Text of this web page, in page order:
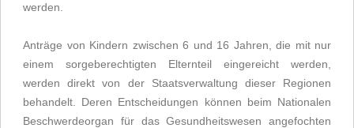
werden.
Anträge von Kindern zwischen 6 und 16 Jahren, die mit nur
einem sorgeberechtigten Elternteil eingereicht werden,
werden direkt von der Staatsverwaltung dieser Regionen
behandelt. Deren Entscheidungen können beim Nationalen
Beschwerdeorgan für das Gesundheitswesen angefochten